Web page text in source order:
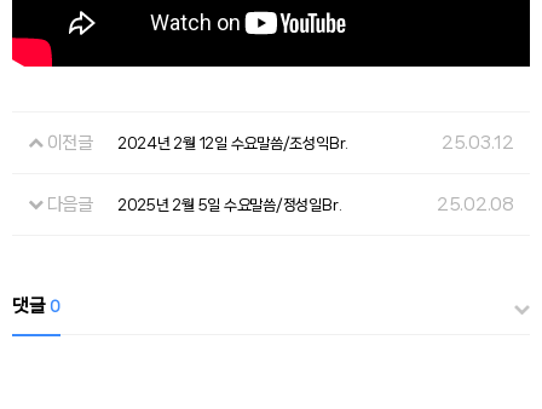
이전글 2024년 2월 12일 수요말씀/조성익Br. 25.03.12
다음글 2025년 2월 5일 수요말씀/정성일Br. 25.02.08
댓글 0